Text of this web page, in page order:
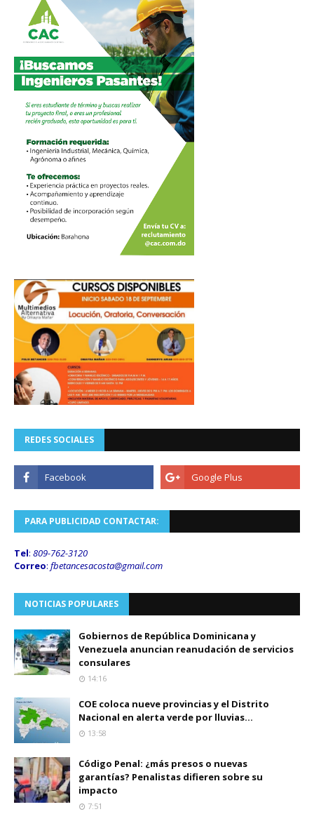
REDES SOCIALES
PARA PUBLICIDAD CONTACTAR:
Tel: 809-762-3120
Correo: fbetancesacosta@gmail.com
NOTICIAS POPULARES
Gobiernos de República Dominicana y
Venezuela anuncian reanudación de servicios
consulares
14:16
COE coloca nueve provincias y el Distrito
Nacional en alerta verde por lluvias...
13:58
Código Penal: ¿más presos o nuevas
garantías? Penalistas difieren sobre su
impacto
7:51